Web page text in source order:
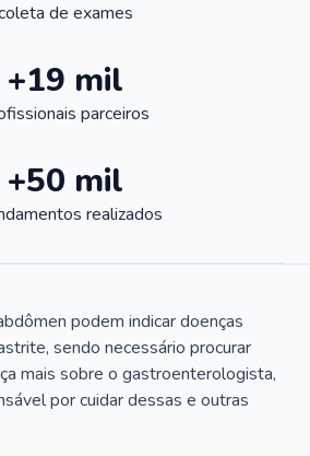
de exames
+19 mil
parceiros
+50 mil
realizados
podem indicar doenças
sendo necessário procurar
mais sobre o gastroenterologista,
por cuidar dessas e outras